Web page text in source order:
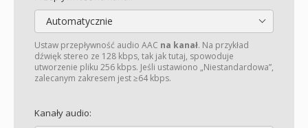
Automatycznie
Ustaw przepływność audio AAC na kanał. Na przykład
dźwięk stereo ze 128 kbps, tak jak tutaj, spowoduje
utworzenie pliku 256 kbps. Jeśli ustawiono „Niestandardowa”,
zalecanym zakresem jest ≥64 kbps.
Kanały audio: